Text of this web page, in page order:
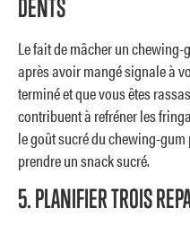
DENTS
Le fait de mâcher un
après avoir mangé signale à
terminé et que vous êtes
contribuent à refréner les
le goût sucré du chewing-
prendre un snack sucré.
5. PLANIFIER TROIS